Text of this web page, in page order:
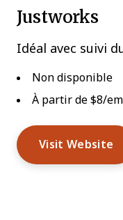
Justworks
Idéal avec suivi
Non disponible
À partir de $8/
Visit Website